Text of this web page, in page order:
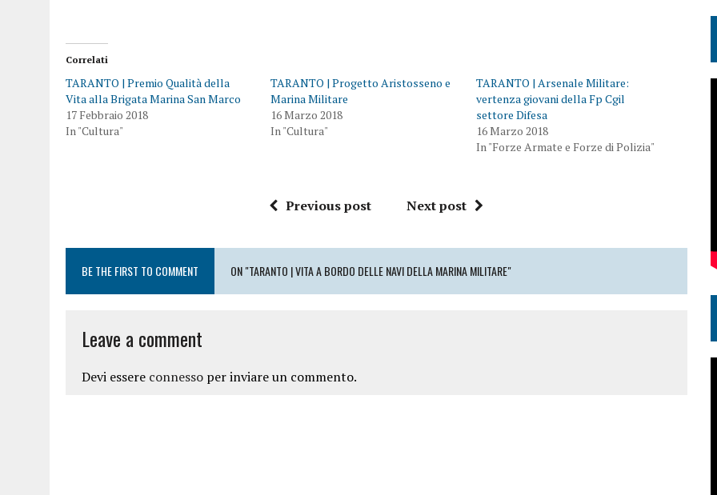
Correlati
TARANTO | Premio Qualità della
Vita alla Brigata Marina San Marco
17 Febbraio 2018
In "Cultura"
TARANTO | Progetto Aristosseno e
Marina Militare
16 Marzo 2018
In "Cultura"
TARANTO | Arsenale Militare:
vertenza giovani della Fp Cgil
settore Difesa
16 Marzo 2018
In "Forze Armate e Forze di Polizia"
Previous post Next post
BE THE FIRST TO COMMENT ON "TARANTO | VITA A BORDO DELLE NAVI DELLA MARINA MILITARE"
Leave a comment
Devi essere connesso per inviare un commento.